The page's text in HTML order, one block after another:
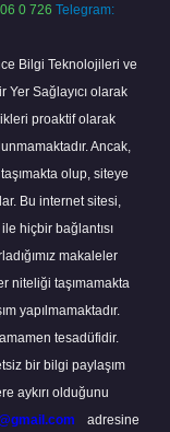
0 726 Telegram:
Bilgi Teknolojileri ve
Yer Sağlayıcı olarak
proaktif olarak
Ancak,
olup, siteye
Bu internet sitesi,
hiçbir bağlantısı
makaleler
niteliği taşımamakta
yapılmamaktadır.
tesadüfidir.
bir bilgi paylaşım
aykırı olduğunu
adresine